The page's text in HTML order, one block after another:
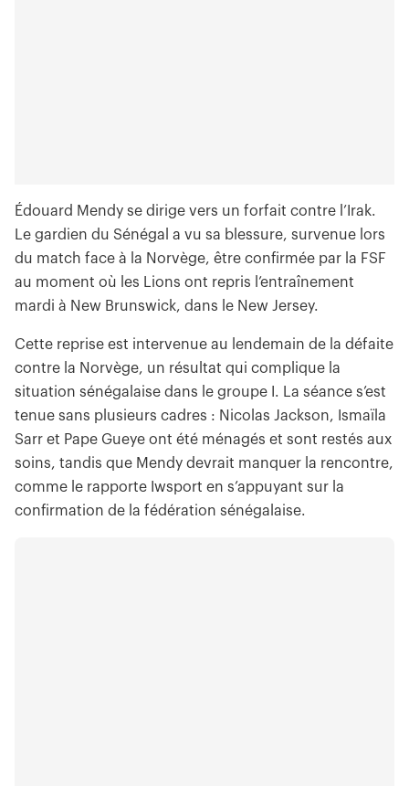
Édouard Mendy se dirige vers un forfait contre l’Irak.
Le gardien du Sénégal a vu sa blessure, survenue lors
du match face à la Norvège, être confirmée par la FSF
au moment où les Lions ont repris l’entraînement
mardi à New Brunswick, dans le New Jersey.
Cette reprise est intervenue au lendemain de la défaite
contre la Norvège, un résultat qui complique la
situation sénégalaise dans le groupe I. La séance s’est
tenue sans plusieurs cadres : Nicolas Jackson, Ismaïla
Sarr et Pape Gueye ont été ménagés et sont restés aux
soins, tandis que Mendy devrait manquer la rencontre,
comme le rapporte Iwsport en s’appuyant sur la
confirmation de la fédération sénégalaise.